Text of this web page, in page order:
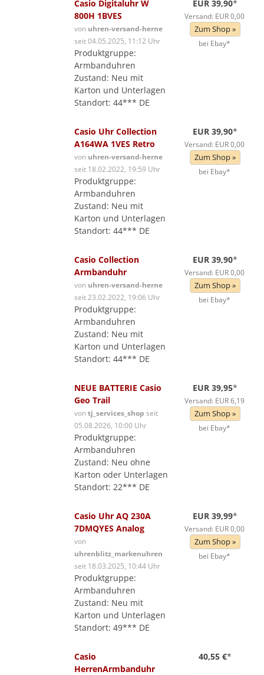
Casio Digitaluhr W
800H 1BVES
von uhren-versand-herne
seit 04.05.2025, 11:12 Uhr
Produktgruppe:
Armbanduhren
Zustand: Neu mit
Karton und Unterlagen
Standort: 44*** DE
EUR 39,90*
Versand: EUR 0,00
Zum Shop »
bei Ebay*
Casio Uhr Collection
A164WA 1VES Retro
von uhren-versand-herne
seit 18.02.2022, 19:59 Uhr
Produktgruppe:
Armbanduhren
Zustand: Neu mit
Karton und Unterlagen
Standort: 44*** DE
EUR 39,90*
Versand: EUR 0,00
Zum Shop »
bei Ebay*
Casio Collection
Armbanduhr
von uhren-versand-herne
seit 23.02.2022, 19:06 Uhr
Produktgruppe:
Armbanduhren
Zustand: Neu mit
Karton und Unterlagen
Standort: 44*** DE
EUR 39,90*
Versand: EUR 0,00
Zum Shop »
bei Ebay*
NEUE BATTERIE Casio
Geo Trail
vontj_services_shop seit
05.08.2026, 10:00 Uhr
Produktgruppe:
Armbanduhren
Zustand: Neu ohne
Karton oder Unterlagen
Standort: 22*** DE
EUR 39,95*
Versand: EUR 6,19
Zum Shop »
bei Ebay*
Casio Uhr AQ 230A
7DMQYES Analog
von
uhrenblitz_markenuhren
seit 18.03.2025, 10:44 Uhr
Produktgruppe:
Armbanduhren
Zustand: Neu mit
Karton und Unterlagen
Standort: 49*** DE
EUR 39,99*
Versand: EUR 0,00
Zum Shop »
bei Ebay*
Casio
HerrenArmbanduhr
40,55 €*